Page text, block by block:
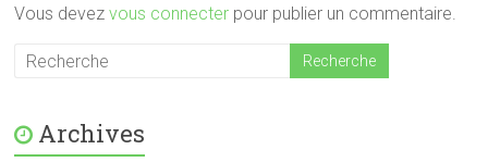
Vous devezvous connecter pour publier un commentaire.
Archives